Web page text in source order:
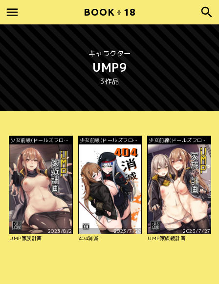
BOOK + 18
キャラクター
UMP9
3作品
少女前線(ドールズフロン
トライン)
2023/8/2
UMP家族計画
少女前線(ドールズフロン
2023/7/28
404消滅
少女前線(ドールズフロン
トライン)
2023/7/27
UMP家族続計画